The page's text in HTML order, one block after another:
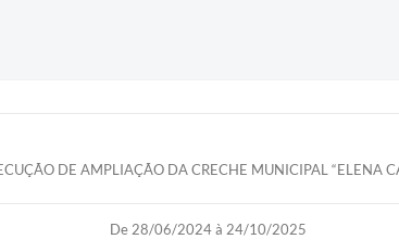
DE AMPLIAÇÃO DA CRECHE MUNICIPAL “ELENA
De 28/06/2024 à 24/10/2025